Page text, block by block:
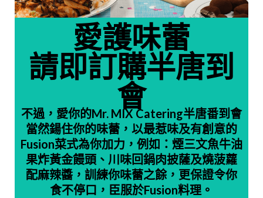
愛護味蕾
請即訂購半唐到
會
不過，愛你的Mr. MIX Catering半唐番到會
當然鍚住你的味蕾，以最惹味及有創意的
Fusion菜式為你加力，例如：煙三文魚牛油
果炸黃金饅頭、川味回鍋肉披薩及燒菠蘿
配麻辣醬，訓練你味蕾之餘，更保證令你
食不停口，臣服於Fusion料理。